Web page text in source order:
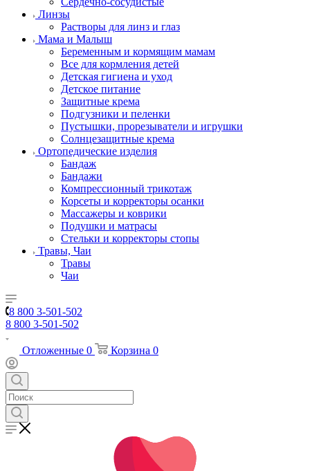
Линзы
Растворы для линз и глаз
Мама и Малыш
Беременным и кормящим мамам
Все для кормления детей
Детская гигиена и уход
Детское питание
Защитные крема
Подгузники и пеленки
Пустышки, прорезыватели и игрушки
Солнцезащитные крема
Ортопедические изделия
Бандаж
Бандажи
Компрессионный трикотаж
Корсеты и корректоры осанки
Массажеры и коврики
Подушки и матрасы
Стельки и корректоры стопы
Травы, Чаи
Травы
Чаи
8 800 3-501-502
8 800 3-501-502
Отложенные 0 Корзина 0